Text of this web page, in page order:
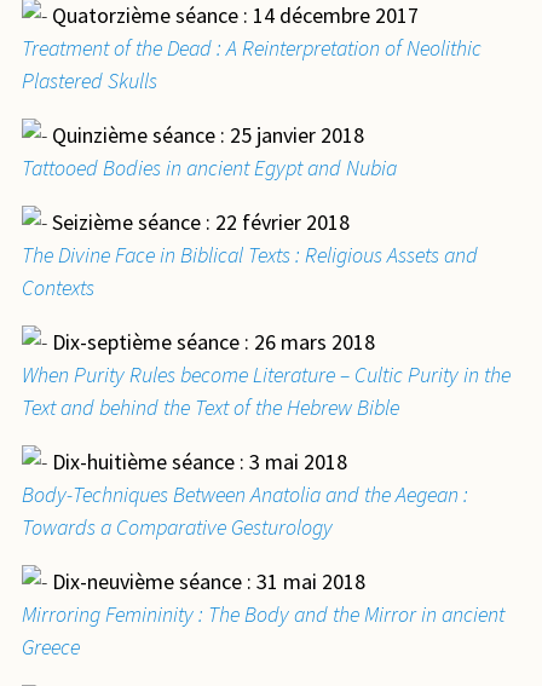
Quatorzième séance : 14 décembre 2017
Treatment of the Dead : A Reinterpretation of Neolithic
Plastered Skulls
Quinzième séance : 25 janvier 2018
Tattooed Bodies in ancient Egypt and Nubia
Seizième séance : 22 février 2018
The Divine Face in Biblical Texts : Religious Assets and
Contexts
Dix-septième séance : 26 mars 2018
When Purity Rules become Literature – Cultic Purity in the
Text and behind the Text of the Hebrew Bible
Dix-huitième séance : 3 mai 2018
Body-Techniques Between Anatolia and the Aegean :
Towards a Comparative Gesturology
Dix-neuvième séance : 31 mai 2018
Mirroring Femininity : The Body and the Mirror in ancient
Greece